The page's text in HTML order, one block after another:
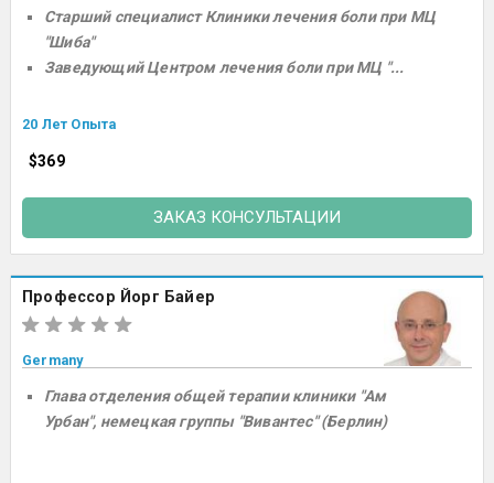
Старший специалист Клиники лечения боли при МЦ
"Шиба"
Заведующий Центром лечения боли при МЦ "...
20 Лет Опыта
$369
ЗАКАЗ КОНСУЛЬТАЦИИ
Профессор Йорг Байер
Germany
Глава отделения общей терапии клиники "Ам
Урбан", немецкая группы "Вивантес" (Берлин)